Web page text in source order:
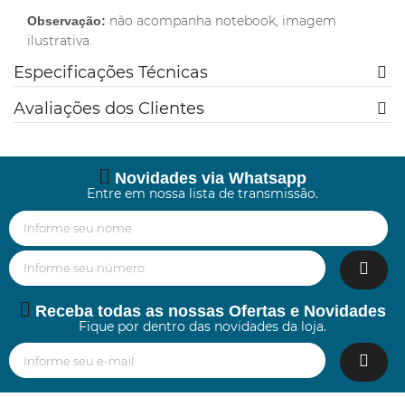
Observação: não acompanha notebook, imagem
ilustrativa.
Especificações Técnicas
Avaliações dos Clientes
Novidades via Whatsapp
Entre em nossa lista de transmissão.
Receba todas as nossas Ofertas e Novidades
Fique por dentro das novidades da loja.